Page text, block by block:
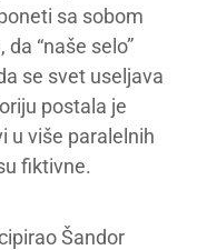
sa sobom
“naše selo”
se svet useljava
postala je
u više paralelnih
fiktivne.
Šandor